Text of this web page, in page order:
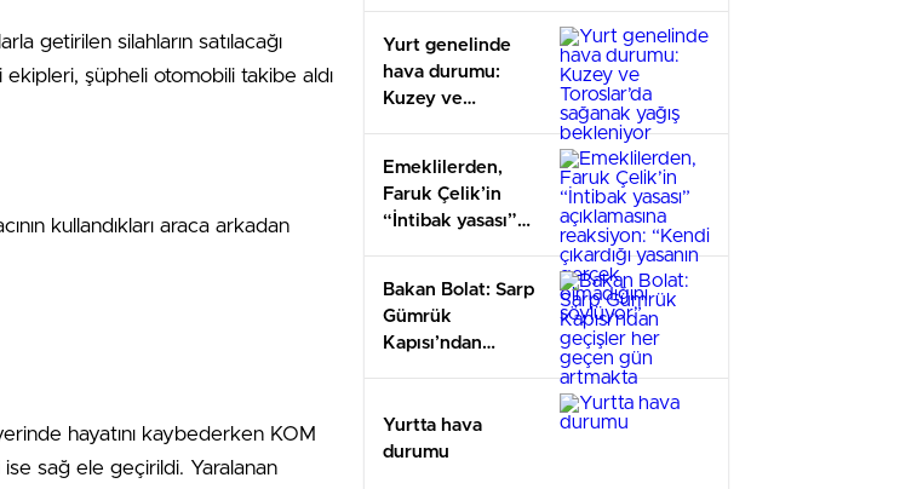
getirilen silahların satılacağı
şüpheli otomobili takibe aldı
kullandıkları araca arkadan
hayatını kaybederken KOM
ise sağ ele geçirildi. Yaralanan
Yurt genelinde
hava durumu:
Kuzey ve
bekleniyor
Emeklilerden,
Faruk Çelik’in
“İntibak yasası”
çıkardığı yasanın
gerçek olmadığını
söylüyor”
Bakan Bolat: Sarp
Gümrük
Kapısı’ndan
artmakta
Yurtta hava
durumu